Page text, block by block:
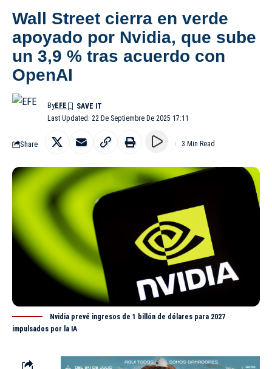
Wall Street cierra en verde
apoyado por Nvidia, que sube
un 3,9 % tras acuerdo con
OpenAI
Last Updated: 22 De Septiembre De 2025 17:11
ByEFE
Share 3 Min Read
Nvidia prevé ingresos de 1 billón de dólares para 2027
impulsados por la IA